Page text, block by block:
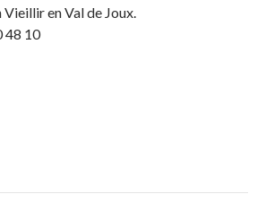
en Val de Joux.
48 10